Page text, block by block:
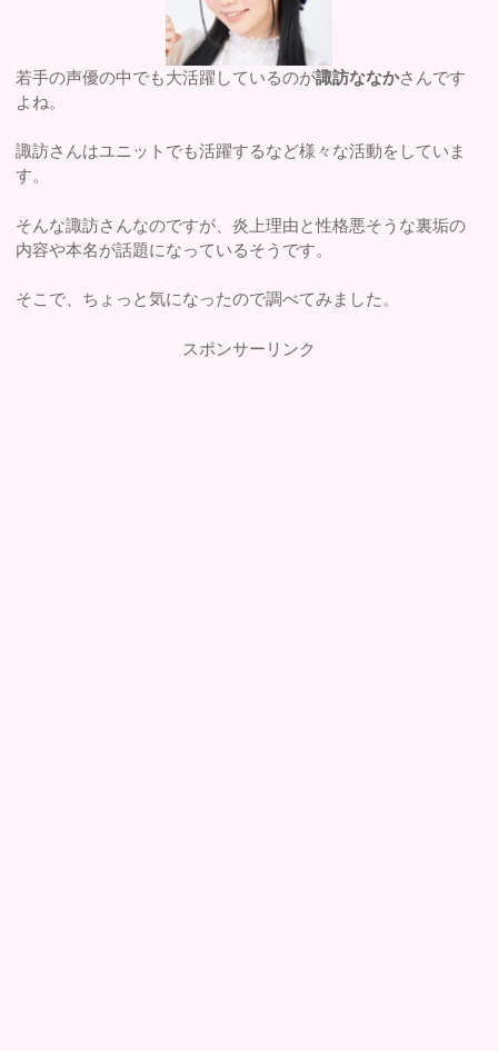
若手の声優の中でも大活躍しているのが諏訪ななかさんです
よね。
諏訪さんはユニットでも活躍するなど様々な活動をしていま
す。
そんな諏訪さんなのですが、炎上理由と性格悪そうな裏垢の
内容や本名が話題になっているそうです。
そこで、ちょっと気になったので調べてみました。
スポンサーリンク